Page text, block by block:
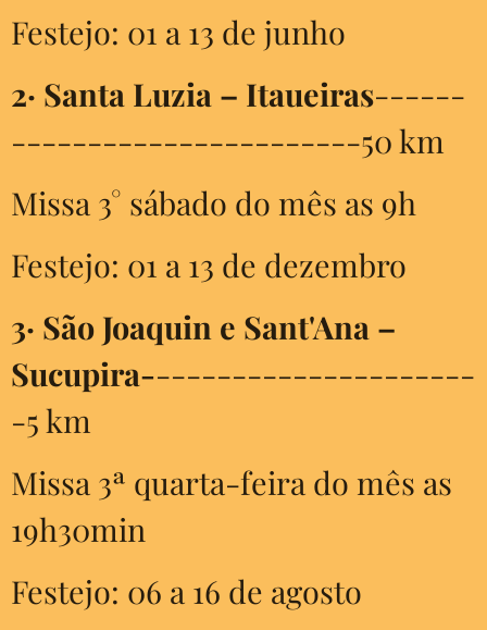
Festejo: 01 a 13 de junho
2· Santa Luzia – Itaueiras------
-----------------------50 km
Missa 3° sábado do mês as 9h
Festejo: 01 a 13 de dezembro
3· São Joaquin e Sant'Ana –
Sucupira----------------------
-5 km
Missa 3ª quarta-feira do mês as
19h30min
Festejo: 06 a 16 de agosto